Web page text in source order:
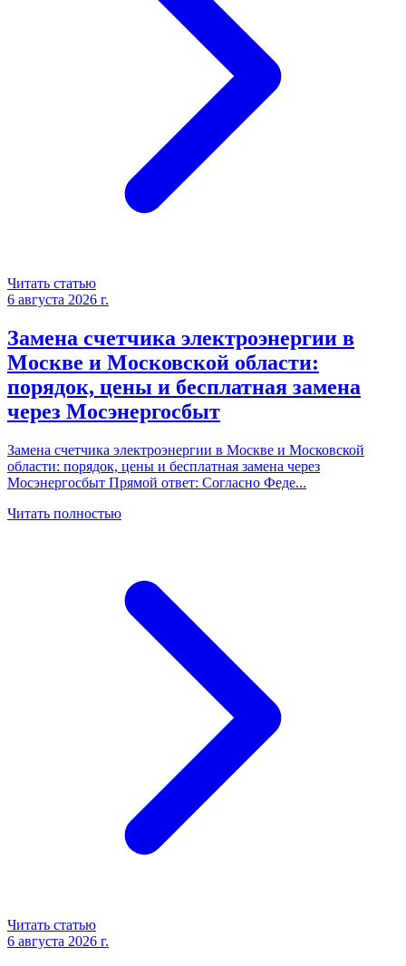
Читать статью
6 августа 2026 г.
Замена счетчика электроэнергии в
Москве и Московской области:
порядок, цены и бесплатная замена
через Мосэнергосбыт
Замена счетчика электроэнергии в Москве и Московской
области: порядок, цены и бесплатная замена через
Мосэнергосбыт Прямой ответ: Согласно Феде...
Читать полностью
Читать статью
6 августа 2026 г.